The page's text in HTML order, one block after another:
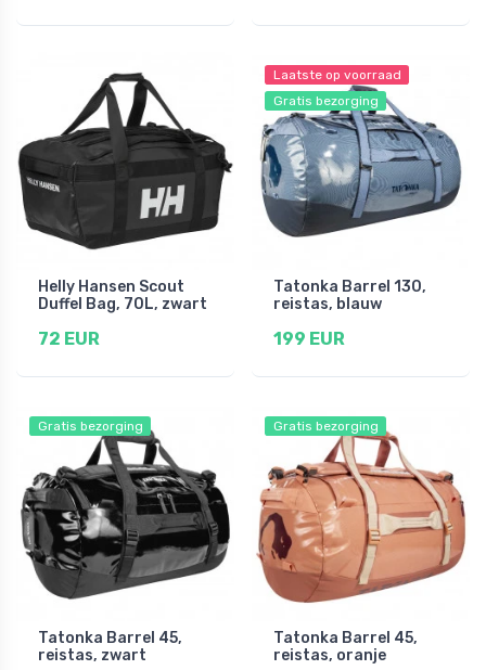
Helly Hansen Scout
Duffel Bag, 70L, zwart
72 EUR
Laatste op voorraad
Gratis bezorging
Tatonka Barrel 130,
reistas, blauw
199 EUR
Gratis bezorging
Tatonka Barrel 45,
reistas, zwart
Gratis bezorging
Tatonka Barrel 45,
reistas, oranje